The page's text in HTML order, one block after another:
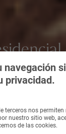
navegación
privacidad.
terceros nos
nuestro sitio web,
de las cookies.